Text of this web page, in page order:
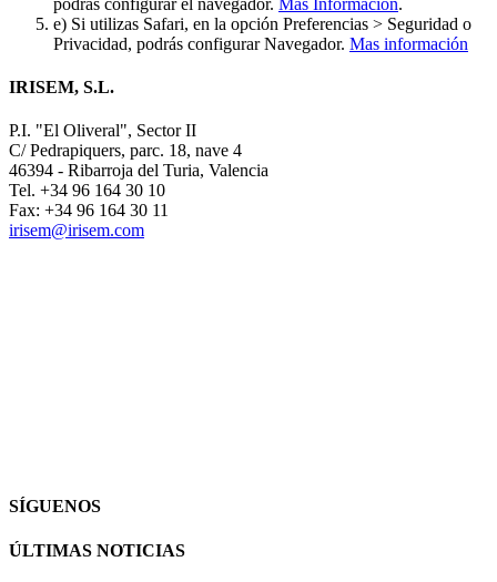
e) Si utilizas Safari, en la opción Preferencias > Seguridad o
Privacidad, podrás configurar Navegador. Mas información
IRISEM, S.L.
P.I. "El Oliveral", Sector II
C/ Pedrapiquers, parc. 18, nave 4
46394 - Ribarroja del Turia, Valencia
Tel. +34 96 164 30 10
Fax: +34 96 164 30 11
irisem@irisem.com
SÍGUENOS
ÚLTIMAS NOTICIAS